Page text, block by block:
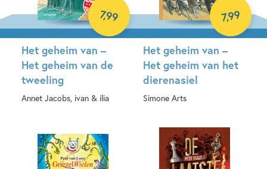
Het geheim van –
Het geheim van de
tweeling
Annet Jacobs, ivan & ilia
7,99
Het geheim van –
Het geheim van het
dierenasiel
Simone Arts
7,99